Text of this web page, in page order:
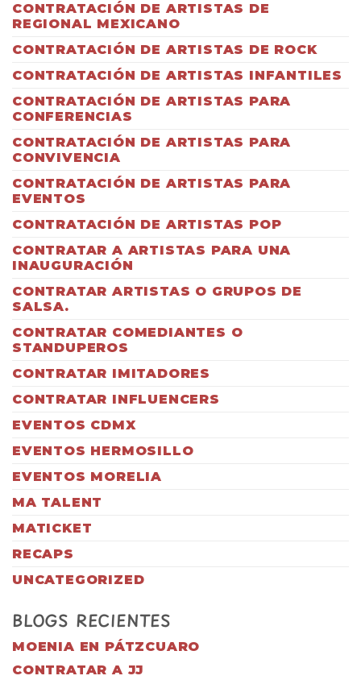
CONTRATACIÓN DE ARTISTAS DE
REGIONAL MEXICANO
CONTRATACIÓN DE ARTISTAS DE ROCK
CONTRATACIÓN DE ARTISTAS INFANTILES
CONTRATACIÓN DE ARTISTAS PARA
CONFERENCIAS
CONTRATACIÓN DE ARTISTAS PARA
CONVIVENCIA
CONTRATACIÓN DE ARTISTAS PARA
EVENTOS
CONTRATACIÓN DE ARTISTAS POP
CONTRATAR A ARTISTAS PARA UNA
INAUGURACIÓN
CONTRATAR ARTISTAS O GRUPOS DE
SALSA.
CONTRATAR COMEDIANTES O
STANDUPEROS
CONTRATAR IMITADORES
CONTRATAR INFLUENCERS
EVENTOS CDMX
EVENTOS HERMOSILLO
EVENTOS MORELIA
MA TALENT
MATICKET
RECAPS
UNCATEGORIZED
BLOGS RECIENTES
MOENIA EN PÁTZCUARO
CONTRATAR A JJ